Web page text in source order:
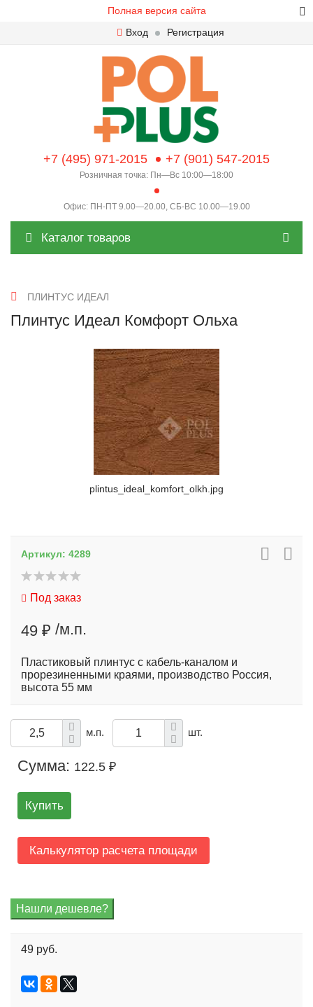
Полная версия сайта
Вход
Регистрация
+7 (495) 971-2015 +7 (901) 547-2015
Розничная точка: Пн—Вс 10:00—18:00
Офис: ПН-ПТ 9.00—20.00, СБ-ВС 10.00—19.00
Каталог товаров
ПЛИНТУС ИДЕАЛ
Плинтус Идеал Комфорт Ольха
plintus_ideal_komfort_olkh.jpg
Артикул: 4289
Под заказ
49 ₽ /м.п.
Пластиковый плинтус с кабель-каналом и
прорезиненными краями, производство Россия,
высота 55 мм
м.п. шт.
Сумма: 122.5 ₽
Купить
Калькулятор расчета площади
49 руб.